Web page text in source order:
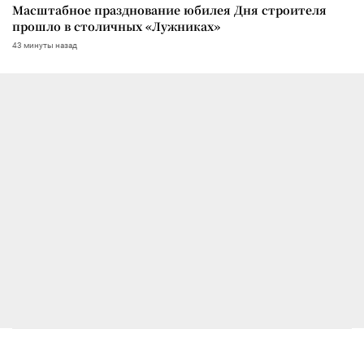
Масштабное празднование юбилея Дня строителя
прошло в столичных «Лужниках»
43 минуты назад